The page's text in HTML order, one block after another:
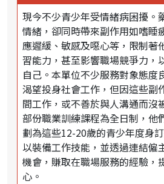
現今不少青少年受情緒病困擾。
情緒，卻同時帶來副作用如嗜睡
應遲緩、敏感及噁心等，限制著
習能力，甚至影響職場競爭力，
自己。本單位不少服務對象態度
渴望投身社會工作，但因這些副
間工作，或不善於與人溝通而沒
部份職業訓練課程為全日制，他
劃為這些12-20歲的青少年度身
以裝備工作技能，並透過連結僱
機會，賺取在職場服務的經驗，
心。